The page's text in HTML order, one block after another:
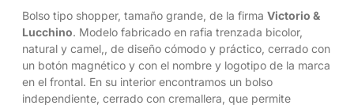
Bolso tipo shopper, tamaño grande, de la firma Victorio &
Lucchino. Modelo fabricado en rafia trenzada bicolor,
natural y camel,, de diseño cómodo y práctico, cerrado con
un botón magnético y con el nombre y logotipo de la marca
en el frontal. En su interior encontramos un bolso
independiente, cerrado con cremallera, que permite